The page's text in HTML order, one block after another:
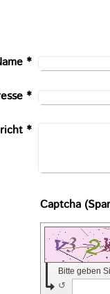
*
*
*
Bitte geben
↺